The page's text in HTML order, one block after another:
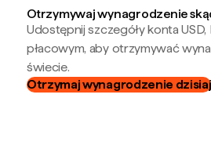
Otrzymywaj wynagrodzenie
Udostępnij szczegóły konta
płacowym, aby otrzymywać
świecie.
Otrzymaj wynagrodzenie dzisiaj